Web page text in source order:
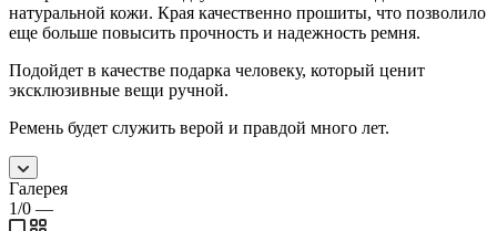
натуральной кожи. Края качественно прошиты, что позволило
еще больше повысить прочность и надежность ремня.
Подойдет в качестве подарка человеку, который ценит
эксклюзивные вещи ручной.
Ремень будет служить верой и правдой много лет.
Галерея
1/0 —